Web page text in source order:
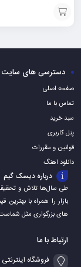
افزودن
به
دسترسی های سایت
صفحه اصلی
تماس با ما
سبد خرید
پنل کاربری
قوانین و مقررات
دانلود اهنگ
درباره دیسک گیم
طی سال‌ها تلاش و
بازار را همراه با
های بزرگواری مثل شماست
ارتباط با ما
فروشگاه